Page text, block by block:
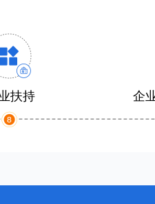
扶持 企